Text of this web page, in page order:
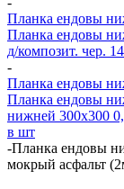
Планка ендовы
Планка ендовы
д/композит. чер.
-
Планка ендовы
Планка ендовы
нижней 300х300
в шт
-Планка ендовы
мокрый асфальт